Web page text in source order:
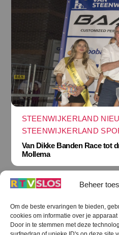
Beheer
Om de beste ervaringen te bieden,
cookies om informatie over je
Door in te stemmen met deze
STEENWIJKERLAND
STEENWIJKERLAND
Van Dikke Banden Race tot
Mollema